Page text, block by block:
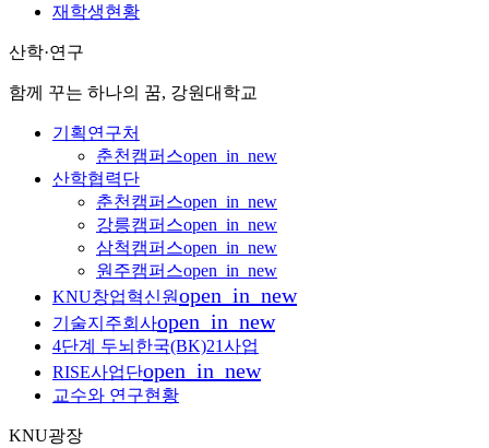
재학생현황
산학·연구
함께 꾸는 하나의 꿈, 강원대학교
기획연구처
춘천캠퍼스open_in_new
산학협력단
춘천캠퍼스open_in_new
강릉캠퍼스open_in_new
삼척캠퍼스open_in_new
원주캠퍼스open_in_new
KNU창업혁신원open_in_new
기술지주회사open_in_new
4단계 두뇌한국(BK)21사업
RISE사업단open_in_new
교수와 연구현황
KNU광장